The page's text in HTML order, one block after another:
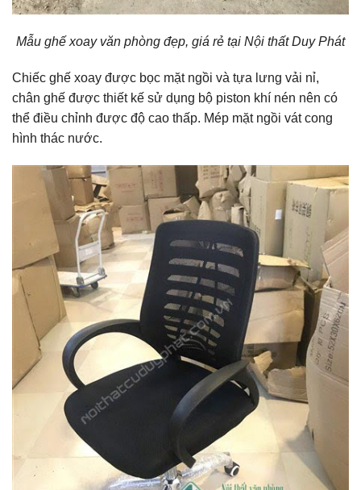
Mẫu ghế xoay văn phòng đẹp, giá rẻ tại Nội thất Duy Phát
Chiếc ghế xoay được bọc mặt ngồi và tựa lưng vải nỉ,
chân ghế được thiết kế sử dụng bộ piston khí nén nên có
thể điều chỉnh được độ cao thấp. Mép mặt ngồi vát cong
hình thác nước.